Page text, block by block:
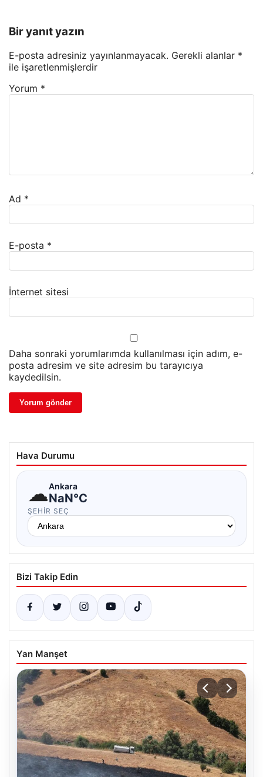
Bir yanıt yazın
E-posta adresiniz yayınlanmayacak. Gerekli alanlar *
ile işaretlenmişlerdir
Yorum *
Ad *
E-posta *
İnternet sitesi
Daha sonraki yorumlarımda kullanılması için adım, e-
posta adresim ve site adresim bu tarayıcıya
kaydedilsin.
Hava Durumu
☁Ankara
NaN°C
ŞEHIR SEÇ
Bizi Takip Edin
Yan Manşet